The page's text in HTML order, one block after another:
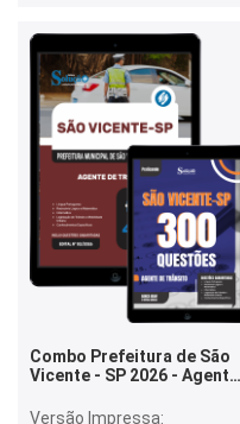
Combo Prefeitura de São
Vicente - SP 2026 - Agente
Versão Impressa: